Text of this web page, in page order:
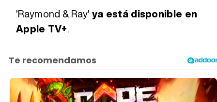
'Raymond & Ray' ya está disponible en
Apple TV+.